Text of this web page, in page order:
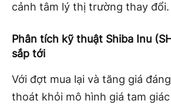
cảnh tâm lý thị trường thay đổi.
Phân tích kỹ thuật Shiba Inu
sắp tới
Với đợt mua lại và tăng giá
thoát khỏi mô hình giá tam